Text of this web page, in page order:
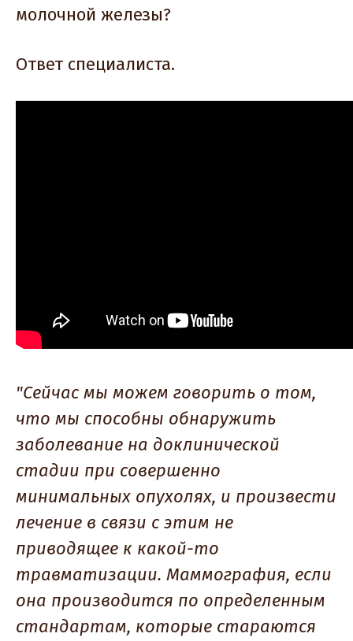
молочной железы?
Ответ специалиста.
"Сейчас мы можем говорить о том,
что мы способны обнаружить
заболевание на доклинической
стадии при совершенно
минимальных опухолях, и произвести
лечение в связи с этим не
приводящее к какой-то
травматизации. Маммография, если
она производится по определенным
стандартам, которые стараются